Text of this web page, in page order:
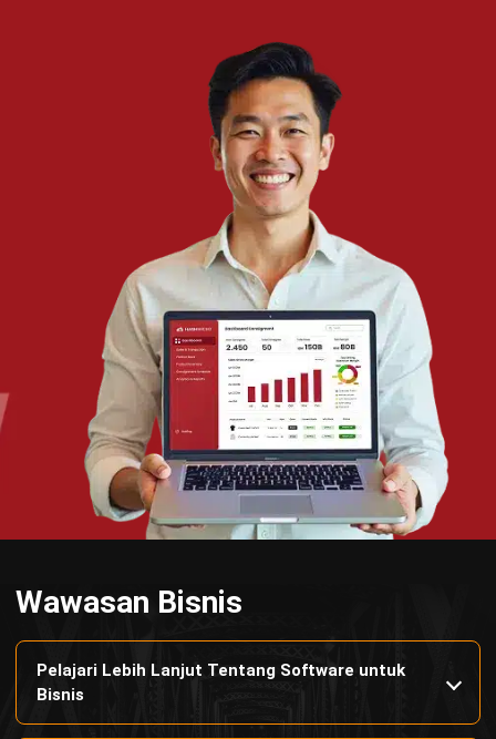
Accounting
Procurement
POS (Point of Sales)
HRM
WMS
INDUSTRI
Manufacturing
Wholesale
Retail
Construction
Engineering
Mining
FnB
Facility
Central Kitchen